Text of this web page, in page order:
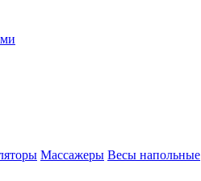
Массажеры Весы напольные